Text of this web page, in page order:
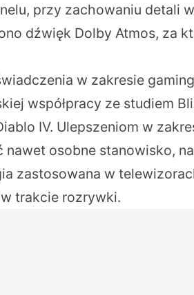
przy zachowaniu detali
dźwięk Dolby Atmos, za
w zakresie
współpracy ze studiem
IV. Ulepszeniom w
osobne stanowisko,
zastosowana w
trakcie rozrywki.